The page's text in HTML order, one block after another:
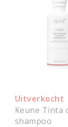
Uitverkocht
Keune Tinta
shampoo